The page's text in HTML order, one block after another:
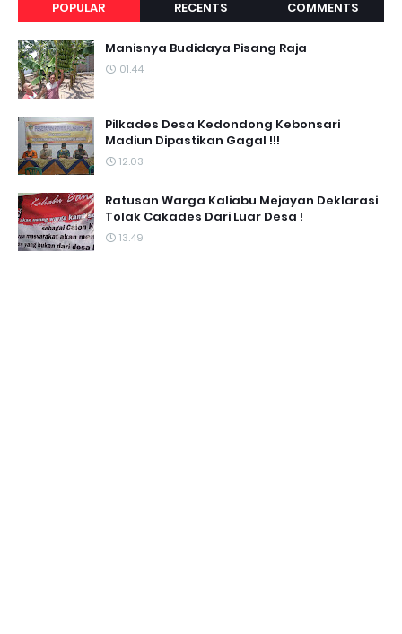
POPULAR RECENTS COMMENTS
Manisnya Budidaya Pisang Raja
01.44
Pilkades Desa Kedondong Kebonsari
Madiun Dipastikan Gagal !!!
12.03
Ratusan Warga Kaliabu Mejayan Deklarasi
Tolak Cakades Dari Luar Desa !
13.49